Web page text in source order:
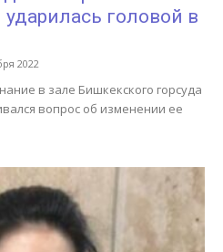
головой в
2022
в зале Бишкекского горсуда
вопрос об изменении ее